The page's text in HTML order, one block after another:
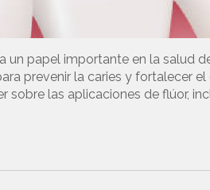
un papel importante en la salud
prevenir la caries y fortalecer
sobre las aplicaciones de flúor,